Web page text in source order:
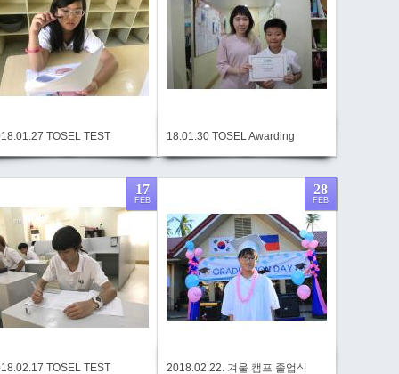
TOSEL TEST 18.01.30 TOSEL Awarding
TOSEL TEST
17
FEB
2018.02.22. 겨울 캠프 졸업식
28
FEB